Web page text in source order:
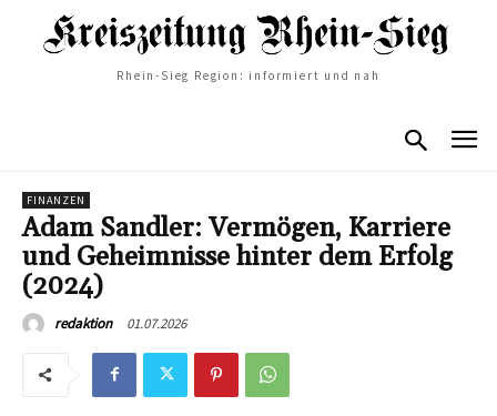
Rhein-Sieg Region: informiert und nah
FINANZEN
Adam Sandler: Vermögen, Karriere
und Geheimnisse hinter dem Erfolg
(2024)
redaktion 01.07.2026